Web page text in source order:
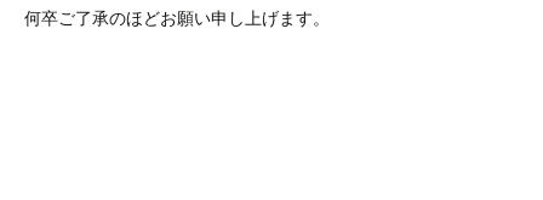
何卒ご了承のほどお願い申し上げます。